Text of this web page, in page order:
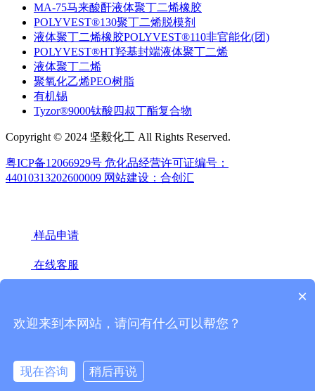
MA-75马来酸酐液体聚丁二烯橡胶
POLYVEST®130聚丁二烯脱模剂
液体聚丁二烯橡胶POLYVEST®110非官能化(团)
POLYVEST®HT羟基封端液体聚丁二烯
液体聚丁二烯
聚氧化乙烯PEO树脂
有机锡
Tyzor®9000钛酸四叔丁酯复合物
Copyright © 2024 坚毅化工 All Rights Reserved.
粤ICP备12066929号 危化品经营许可证编号：
44010313202600009 网站建设：合创汇
样品申请
在线客服
官方媒体
×
欢迎来到本网站，请问有什么可以帮您？
现在咨询 稍后再说